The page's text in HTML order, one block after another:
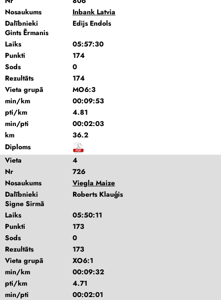
Nosaukums
Inbank Latvia
Dalībnieki
Edijs Endols
Gints Ērmanis
Laiks
05:57:30
Punkti
174
Sods
0
Rezultāts
174
Vieta grupā
MO6:3
min/km
00:09:53
pti/km
4.81
min/pti
00:02:03
km
36.2
Diploms
Vieta
4
Nr
726
Nosaukums
Viegla Maize
Dalībnieki
Roberts Klauģis
Signe Sirmā
Laiks
05:50:11
Punkti
173
Sods
0
Rezultāts
173
Vieta grupā
XO6:1
min/km
00:09:32
pti/km
4.71
min/pti
00:02:01